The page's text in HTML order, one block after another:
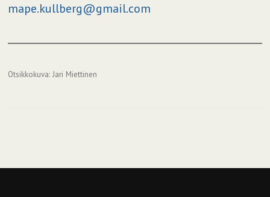
mape.kullberg@gmail.com
Otsikkokuva: Jari Miettinen